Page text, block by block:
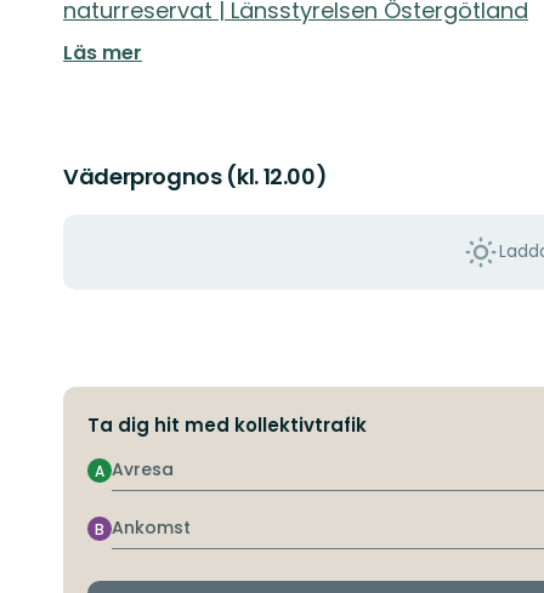
naturreservat | Länsstyrelsen Östergötland
Läs mer
Väderprognos (kl. 12.00)
Ta dig hit med kollektivtrafik
Avresa
A
Ankomst
B